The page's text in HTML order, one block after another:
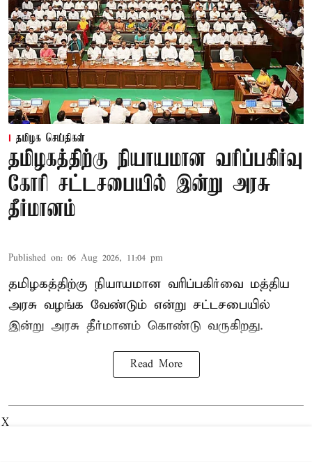
தமிழக செய்திகள்
தமிழகத்திற்கு நியாயமான வரிப்பகிர்வு
கோரி சட்டசபையில் இன்று அரசு
தீர்மானம்
Published on: 06 Aug 2026, 11:04 pm
தமிழகத்திற்கு நியாயமான வரிப்பகிர்வை மத்திய
அரசு வழங்க வேண்டும் என்று சட்டசபையில்
இன்று அரசு தீர்மானம் கொண்டு வருகிறது.
Read More
X